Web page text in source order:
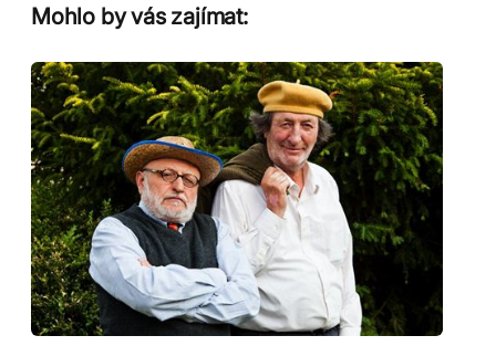
Mohlo by vás zajímat: